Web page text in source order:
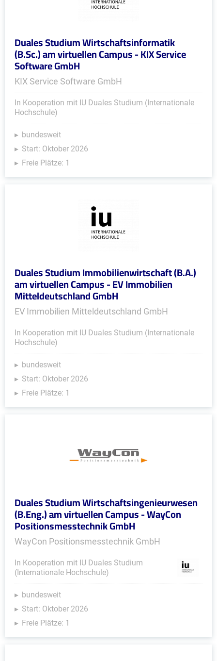
Duales Studium Wirtschaftsinformatik
(B.Sc.) am virtuellen Campus - KIX Service
Software GmbH
KIX Service Software GmbH
In Kooperation mit IU Duales Studium (Internationale
Hochschule)
bundesweit
Start: Oktober 2026
Freie Plätze: 1
Duales Studium Immobilienwirtschaft (B.A.)
am virtuellen Campus - EV Immobilien
Mitteldeutschland GmbH
EV Immobilien Mitteldeutschland GmbH
In Kooperation mit IU Duales Studium (Internationale
Hochschule)
bundesweit
Start: Oktober 2026
Freie Plätze: 1
Duales Studium Wirtschaftsingenieurwesen
(B.Eng.) am virtuellen Campus - WayCon
Positionsmesstechnik GmbH
WayCon Positionsmesstechnik GmbH
In Kooperation mit IU Duales Studium
(Internationale Hochschule)
bundesweit
Start: Oktober 2026
Freie Plätze: 1